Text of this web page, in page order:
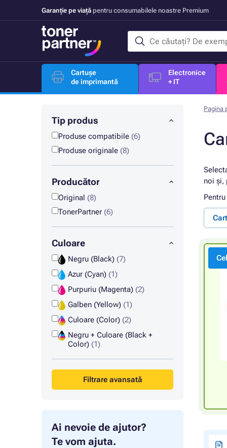
Garanție pe viață pentru consumabilele noastre Premium
Cartușe
de imprimantă
Electronice
+ IT
Tip produs
Produse compatibile (6)
Produse originale (8)
Producător
Original (8)
TonerPartner (6)
Culoare
Negru (Black) (7)
Azur (Cyan) (1)
Purpuriu (Magenta) (2)
Galben (Yellow) (1)
Culoare (Color) (2)
Negru + Culoare (Black +
Color) (1)
Filtrare avansată
Ai nevoie de ajutor?
Te vom ajuta.
Pagina
noi și,